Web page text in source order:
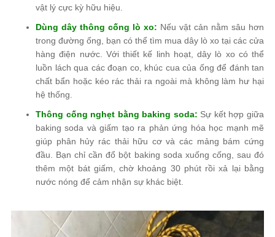
vật lý cực kỳ hữu hiệu.
Dùng dây thông cống lò xo: Nếu vật cản nằm sâu hơn
trong đường ống, bạn có thể tìm mua dây lò xo tại các cửa
hàng điện nước. Với thiết kế linh hoạt, dây lò xo có thể
luồn lách qua các đoạn co, khúc cua của ống để đánh tan
chất bẩn hoặc kéo rác thải ra ngoài mà không làm hư hại
hệ thống.
Thông cống nghẹt bằng baking soda: Sự kết hợp giữa
baking soda và giấm tạo ra phản ứng hóa học mạnh mẽ
giúp phân hủy rác thải hữu cơ và các mảng bám cứng
đầu. Bạn chỉ cần đổ bột baking soda xuống cống, sau đó
thêm một bát giấm, chờ khoảng 30 phút rồi xả lại bằng
nước nóng để cảm nhận sự khác biệt.